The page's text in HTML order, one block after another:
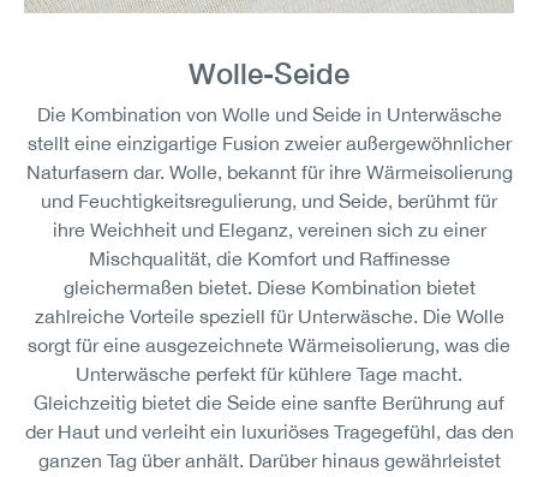
Wolle-Seide
Die Kombination von Wolle und Seide in Unterwäsche
stellt eine einzigartige Fusion zweier außergewöhnlicher
Naturfasern dar. Wolle, bekannt für ihre Wärmeisolierung
und Feuchtigkeitsregulierung, und Seide, berühmt für
ihre Weichheit und Eleganz, vereinen sich zu einer
Mischqualität, die Komfort und Raffinesse
gleichermaßen bietet. Diese Kombination bietet
zahlreiche Vorteile speziell für Unterwäsche. Die Wolle
sorgt für eine ausgezeichnete Wärmeisolierung, was die
Unterwäsche perfekt für kühlere Tage macht.
Gleichzeitig bietet die Seide eine sanfte Berührung auf
der Haut und verleiht ein luxuriöses Tragegefühl, das den
ganzen Tag über anhält. Darüber hinaus gewährleistet